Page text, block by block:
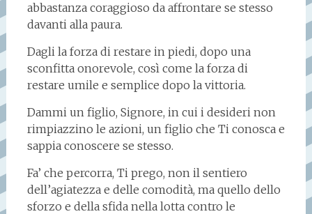
abbastanza coraggioso da affrontare se stesso
davanti alla paura.
Dagli la forza di restare in piedi, dopo una
sconfitta onorevole, così come la forza di
restare umile e semplice dopo la vittoria.
Dammi un figlio, Signore, in cui i desideri non
rimpiazzino le azioni, un figlio che Ti conosca e
sappia conoscere se stesso.
Fa’ che percorra, Ti prego, non il sentiero
dell’agiatezza e delle comodità, ma quello dello
sforzo e della sfida nella lotta contro le